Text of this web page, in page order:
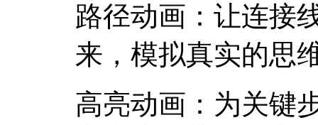
路径动画：让连接
来，模拟真实的思
高亮动画：为关键